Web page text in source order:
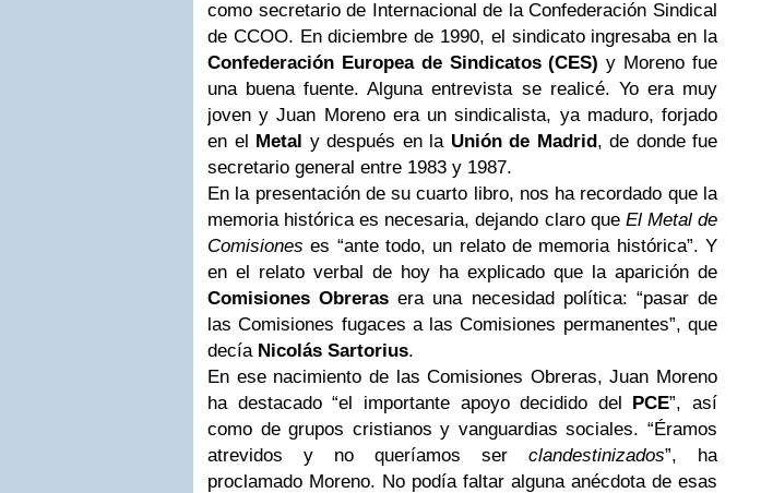
como secretario de Internacional de la Confederación Sindical
de CCOO. En diciembre de 1990, el sindicato ingresaba en la
Confederación Europea de Sindicatos (CES) y Moreno fue
una buena fuente. Alguna entrevista se realicé. Yo era muy
joven y Juan Moreno era un sindicalista, ya maduro, forjado
en el Metal y después en la Unión de Madrid, de donde fue
secretario general entre 1983 y 1987.
En la presentación de su cuarto libro, nos ha recordado que la
memoria histórica es necesaria, dejando claro que El Metal de
Comisiones es “ante todo, un relato de memoria histórica”. Y
en el relato verbal de hoy ha explicado que la aparición de
Comisiones Obreras era una necesidad política: “pasar de
las Comisiones fugaces a las Comisiones permanentes”, que
decía Nicolás Sartorius.
En ese nacimiento de las Comisiones Obreras, Juan Moreno
ha destacado “el importante apoyo decidido del PCE”, así
como de grupos cristianos y vanguardias sociales. “Éramos
atrevidos y no queríamos ser clandestinizados”, ha
proclamado Moreno. No podía faltar alguna anécdota de esas